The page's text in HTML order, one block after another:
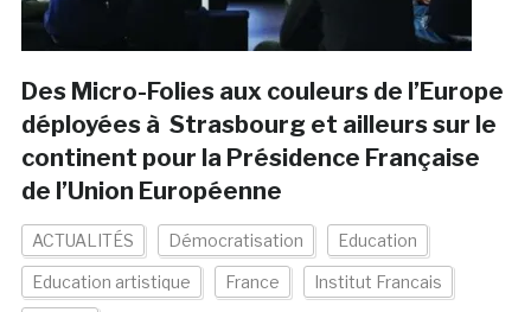
Des Micro-Folies aux couleurs de l’Europe
déployées à Strasbourg et ailleurs sur le
continent pour la Présidence Française
de l’Union Européenne
ACTUALITÉS Démocratisation Education
Education artistique France Institut Francais